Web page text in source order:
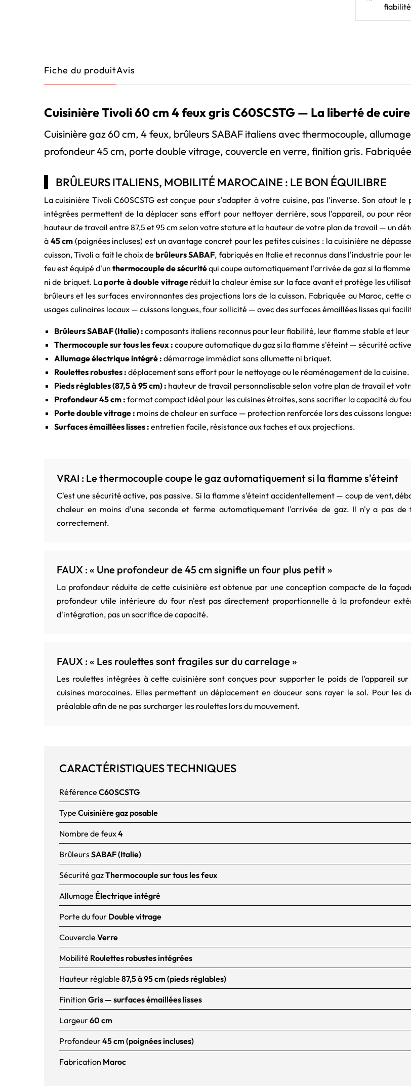
Fiche du produitAvis
Cuisinière Tivoli 60 cm 4 feux gris C60SCSTG — La liberté de
Cuisinière gaz 60 cm, 4 feux, brûleurs SABAF italiens avec thermocouple,
profondeur 45 cm, porte double vitrage, couvercle en verre, finition gris.
BRÛLEURS ITALIENS, MOBILITÉ MAROCAINE : LE BON ÉQUILIBRE
La cuisinière Tivoli C60SCSTG est conçue pour s'adapter à votre cuisine, pas l'inverse. Son atout le
intégrées permettent de la déplacer sans effort pour nettoyer derrière, sous l'appareil, ou pour
hauteur de travail entre 87,5 et 95 cm selon votre stature et la hauteur de votre plan de travail — un
à 45 cm (poignées incluses) est un avantage concret pour les petites cuisines : la cuisinière ne
cuisson, Tivoli a fait le choix debrûleurs SABAF, fabriqués en Italie et reconnus dans l'industrie pour
feu est équipé d'un thermocouple de sécuritéqui coupe automatiquement l'arrivée de gaz si la
ni de briquet. Laporte à double vitrageréduit la chaleur émise sur la face avant et protège les
brûleurs et les surfaces environnantes des projections lors de la cuisson. Fabriquée au Maroc,
usages culinaires locaux — cuissons longues, four sollicité — avec des surfaces émaillées lisses qui
Brûleurs SABAF (Italie) : composants italiens reconnus pour leur fiabilité, leur flamme stable et
Thermocouple sur tous les feux : coupure automatique du gaz si la flamme s'éteint — sécurité
Allumage électrique intégré : démarrage immédiat sans allumette ni briquet.
Roulettes robustes : déplacement sans effort pour le nettoyage ou le réaménagement de la cuisine.
Pieds réglables (87,5 à 95 cm) : hauteur de travail personnalisable selon votre plan de travail et
Profondeur 45 cm : format compact idéal pour les cuisines étroites, sans sacrifier la capacité du
Porte double vitrage : moins de chaleur en surface — protection renforcée lors des cuissons
Surfaces émaillées lisses : entretien facile, résistance aux taches et aux projections.
VRAI : Le thermocouple coupe le gaz automatiquement si la flamme s'éteint
C'est une sécurité active, pas passive. Si la flamme s'éteint accidentellement — coup de vent,
chaleur en moins d'une seconde et ferme automatiquement l'arrivée de gaz. Il n'y a pas
correctement.
FAUX : « Une profondeur de 45 cm signifie un four plus petit »
La profondeur réduite de cette cuisinière est obtenue par une conception compacte de la
profondeur utile intérieure du four n'est pas directement proportionnelle à la profondeur
d'intégration, pas un sacrifice de capacité.
FAUX : « Les roulettes sont fragiles sur du carrelage »
Les roulettes intégrées à cette cuisinière sont conçues pour supporter le poids de l'appareil
cuisines marocaines. Elles permettent un déplacement en douceur sans rayer le sol. Pour
préalable afin de ne pas surcharger les roulettes lors du mouvement.
CARACTÉRISTIQUES TECHNIQUES
Référence C60SCSTG
Type Cuisinière gaz posable
Nombre de feux4
BrûleursSABAF (Italie)
Sécurité gazThermocouple sur tous les feux
Allumage Électrique intégré
Porte du four Double vitrage
Couvercle Verre
Mobilité Roulettes robustes intégrées
Hauteur réglable 87,5 à 95 cm (pieds réglables)
Finition Gris — surfaces émaillées lisses
Largeur60 cm
Profondeur45 cm (poignées incluses)
Fabrication Maroc